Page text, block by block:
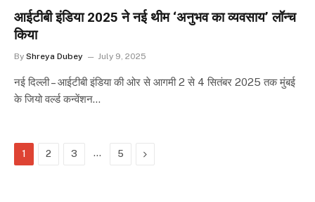
आईटीबी इंडिया 2025 ने नई थीम ‘अनुभव का व्यवसाय’ लॉन्च
किया
By Shreya Dubey July 9, 2025
नई दिल्ली – आईटीबी इंडिया की ओर से आगमी 2 से 4 सितंबर 2025 तक मुंबई
के जियो वर्ल्ड कन्वेंशन…
1 2 3 … 5 Next